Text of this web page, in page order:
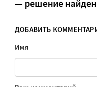
— решение
ДОБАВИТЬ
Имя